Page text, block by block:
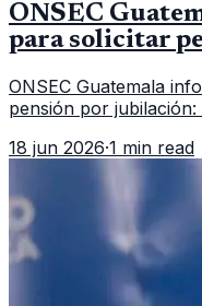
ONSEC
para solicitar
ONSEC Guatemala
pensión por
importar edad.
18 jun 2026·1 min read